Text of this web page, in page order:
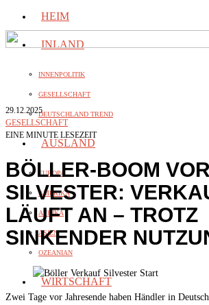
HEIM
INLAND
INNENPOLITIK
GESELLSCHAFT
DEUTSCHLAND TREND
AUSLAND
EUROPA
AMERIKA
AFRIKA
ASIEN
OZEANIAN
WIRTSCHAFT
29.12.2025
GESELLSCHAFT
EINE MINUTE LESEZEIT
BÖLLER-BOOM VOR
SILVESTER:
LÄUFT AN – TROTZ
SINKENDER
Zwei Tage vor Jahresende haben Händler in